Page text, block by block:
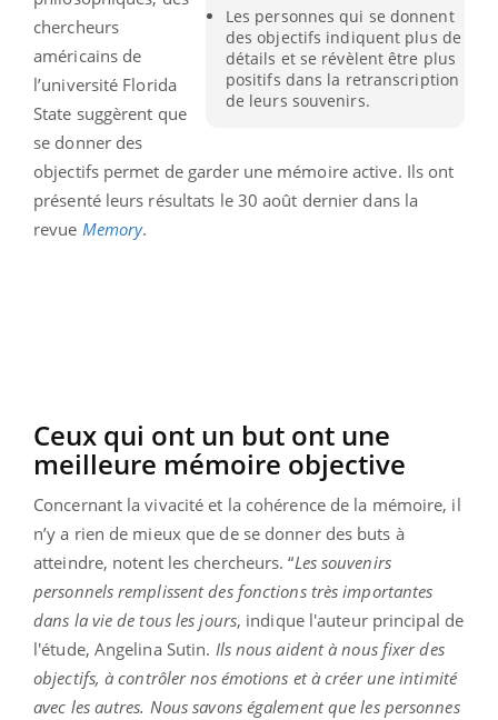
Les personnes qui se donnent
des objectifs indiquent plus de
détails et se révèlent être plus
positifs dans la retranscription
de leurs souvenirs.
chercheurs
américains de
l’université Florida
State suggèrent que
se donner des
objectifs permet de garder une mémoire active. Ils ont
présenté leurs résultats le 30 août dernier dans la
revue Memory.
Ceux qui ont un but ont une
meilleure mémoire objective
Concernant la vivacité et la cohérence de la mémoire, il
n’y a rien de mieux que de se donner des buts à
atteindre, notent les chercheurs. “Les souvenirs
personnels remplissent des fonctions très importantes
dans la vie de tous les jours, indique l'auteur principal de
l'étude, Angelina Sutin. Ils nous aident à nous fixer des
objectifs, à contrôler nos émotions et à créer une intimité
avec les autres. Nous savons également que les personnes